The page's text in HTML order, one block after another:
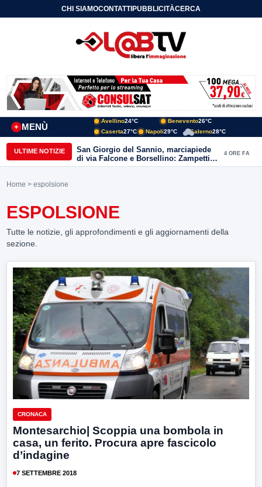
CHI SIAMOCONTATTIPUBBLICITÀCERCA
MENÙ
+
Avellino24°C Benevento26°C
Caserta27°C Napoli29°C Salerno28°C
ULTIME NOTIZIE
San Giorgio del Sannio, marciapiede
di via Falcone e Borsellino: Zampetti e
Lombardi replicano alle polemiche
4 ORE FA
Home > espolsione
ESPOLSIONE
Tutte le notizie, gli approfondimenti e gli aggiornamenti della
sezione.
CRONACA
Montesarchio| Scoppia una bombola in
casa, un ferito. Procura apre fascicolo
d’indagine
7 SETTEMBRE 2018